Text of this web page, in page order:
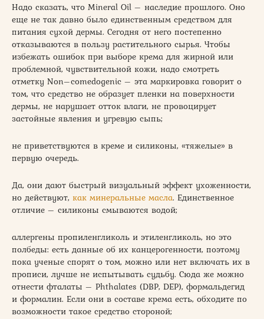
Надо сказать, что Mineral Oil – наследие прошлого. Оно
еще не так давно было единственным средством для
питания сухой дермы. Сегодня от него постепенно
отказываются в пользу растительного сырья. Чтобы
избежать ошибок при выборе крема для жирной или
проблемной, чувствительной кожи, надо смотреть
отметку Non–comedogenic – эта маркировка говорит о
том, что средство не образует пленки на поверхности
дермы, не нарушает отток влаги, не провоцирует
застойные явления и угревую сыпь;
не приветствуются в креме и силиконы, «тяжелые» в
первую очередь.
Да, они дают быстрый визуальный эффект ухоженности,
но действуют, как минеральные масла. Единственное
отличие – силиконы смываются водой;
аллергены пропиленгликоль и этиленгликоль, но это
полбеды: есть данные об их канцерогенности, поэтому
пока ученые спорят о том, можно или нет включать их в
прописи, лучше не испытывать судьбу. Сюда же можно
отнести фталаты – Phthalates (DBP, DEP), формальдегид
и формалин. Если они в составе крема есть, обходите по
возможности такое средство стороной;